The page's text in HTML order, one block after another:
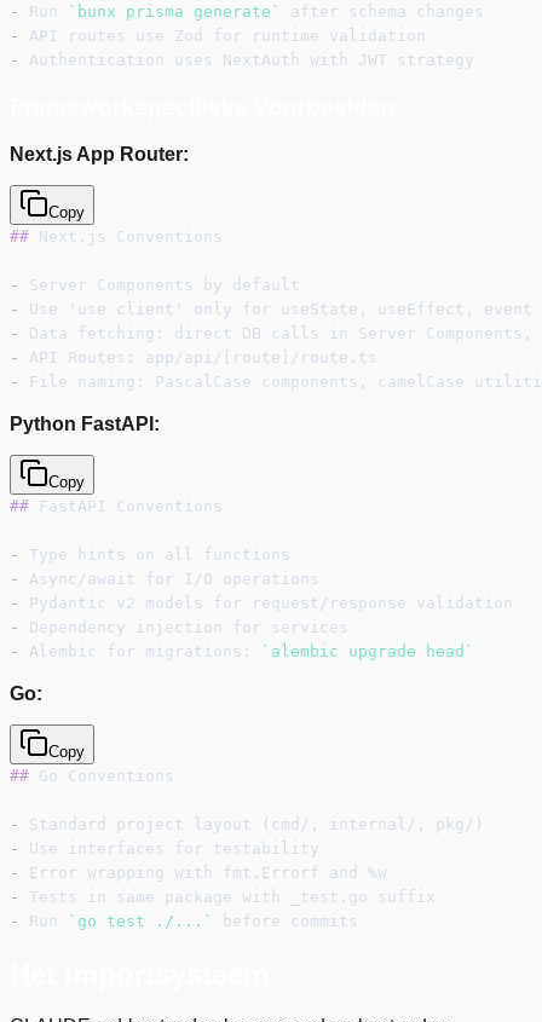
- Run `bunx prisma generate`
after schema changes
-
API routes use Zod for runtime validation
-
Authentication uses NextAuth with JWT strategy
Next.js App Router:
Copy
## Next.js Conventions
-
Server Components by default
-
Use 'use client' only for useState, useEffect, event
-
Data fetching: direct DB calls in Server Components,
-
API Routes: app/api/[route]/route.ts
-
File naming: PascalCase components, camelCase
Python FastAPI:
Copy
## FastAPI Conventions
-
Type hints on all functions
-
Async/await for I/O operations
-
Pydantic v2 models for request/response validation
-
Dependency injection for services
-
Alembic for migrations: `alembic upgrade head`
Go:
Copy
## Go Conventions
-
Standard project layout (cmd/, internal/, pkg/)
-
Use interfaces for testability
-
Error wrapping with fmt.Errorf and %w
-
Tests in same package with _test.go suffix
-
Run `go test ./...` before commits